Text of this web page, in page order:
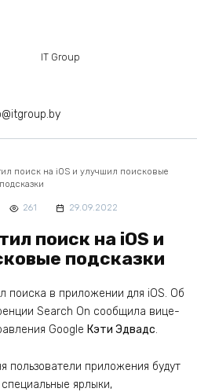
IT Group
поиск на iOS и улучшил поисковые
подсказки
261 29.09.2022
поиск на iOS и
подсказки
поиска в приложении для iOS. Об
Search On сообщила вице-
Google Кэти Эдвадс.
пользователи приложения будут
ярлыки,